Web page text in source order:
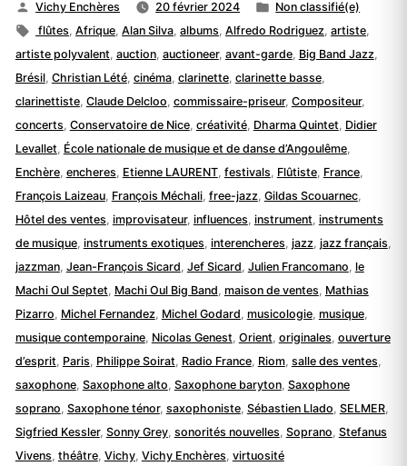
Publié
par
Vichy Enchères 20 février 2024
Publié
dans
Non classifié(e)
Étiquettes :
flûtes ,Afrique ,Alan Silva ,albums ,Alfredo Rodriguez ,artiste
artiste polyvalent auction, auctioneer, avant-garde, Big Band Jazz
Brésil, Christian Lété, cinéma, clarinette, clarinette basse,
clarinettiste, Claude Delcloo commissaire-priseur, Compositeur,
concerts Conservatoire de Nice, créativité, Dharma Quintet Didier
Levallet École nationale de musique et de danse d’Angoulême,
Enchère, encheres Etienne LAURENT, festivals Flûtiste, France,
François Laizeau, François Méchali, free-jazz Gildas Scouarnec,
Hôtel des ventes improvisateur, influences instrument instruments
de musique, instruments exotiques interencheres jazz jazz français
jazzman, Jean-François Sicard Jef Sicard Julien Francomano le
Machi Oul Septet Machi Oul Big Band maison de ventes Mathias
Pizarro Michel Fernandez Michel Godard musicologie, musique,
musique contemporaine, Nicolas Genest Orient originales ouverture
d’esprit Paris Philippe Soirat Radio France, Riom, salle des ventes
saxophone, Saxophone alto Saxophone baryton, Saxophone
soprano Saxophone ténor, saxophoniste, Sébastien Llado SELMER,
Sigfried Kessler, Sonny Grey, sonorités nouvelles Soprano Stefanus
Vivens théâtre, Vichy, Vichy Enchères virtuosité